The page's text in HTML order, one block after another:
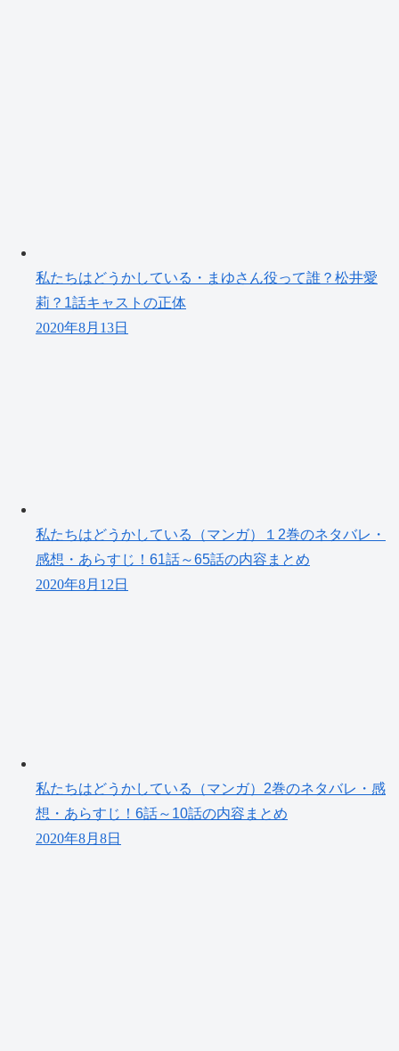
私たちはどうかしている・まゆさん役って誰？松井愛
莉？1話キャストの正体
2020年8月13日
私たちはどうかしている（マンガ）１2巻のネタバレ・
感想・あらすじ！61話～65話の内容まとめ
2020年8月12日
私たちはどうかしている（マンガ）2巻のネタバレ・感
想・あらすじ！6話～10話の内容まとめ
2020年8月8日